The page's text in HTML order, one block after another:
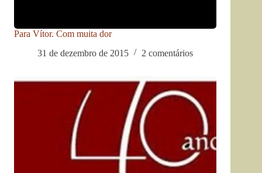
Para Vítor. Com muita dor
31 de dezembro de 2015
2 comentários